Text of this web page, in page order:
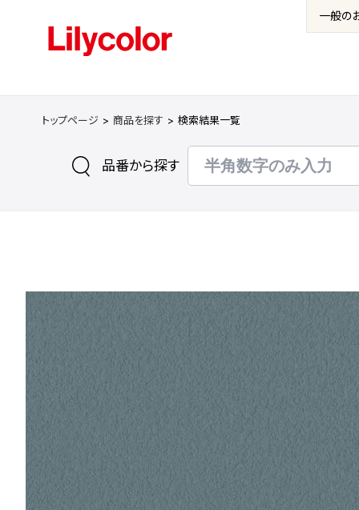
一般の
トップページ 商品を探す 検索結果一覧
品番から探す